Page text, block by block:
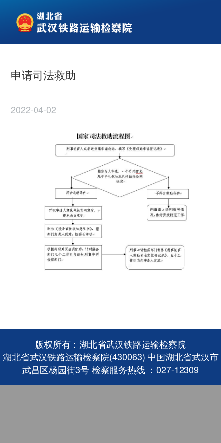
申请司法救助
2022-04-02
版权所有：湖北省武汉铁路运输检察院
湖北省武汉铁路运输检察院(430063) 中国湖北省武汉市
武昌区杨园街3号 检察服务热线 ：027-12309